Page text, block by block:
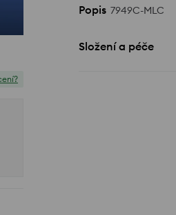
Popis 7949C-MLC
Složení a péče